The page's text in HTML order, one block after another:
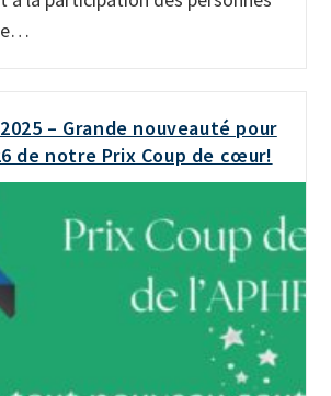
– Grande nouveauté pour
de notre Prix Coup de cœur!